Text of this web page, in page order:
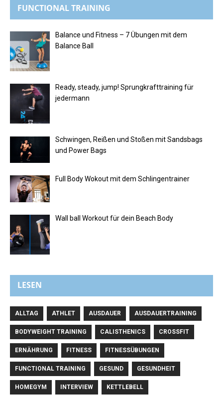
FUNCTIONAL TRAINING
Balance und Fitness – 7 Übungen mit dem
Balance Ball
Ready, steady, jump! Sprungkrafttraining für
jedermann
Schwingen, Reißen und Stoßen mit Sandsbags
und Power Bags
Full Body Wokout mit dem Schlingentrainer
Wall ball Workout für dein Beach Body
LESEN
ALLTAG ATHLET AUSDAUER AUSDAUERTRAINING
BODYWEIGHT TRAINING CALISTHENICS CROSSFIT
ERNÄHRUNG FITNESS FITNESSÜBUNGEN
FUNCTIONAL TRAINING GESUND GESUNDHEIT
HOMEGYM INTERVIEW KETTLEBELL